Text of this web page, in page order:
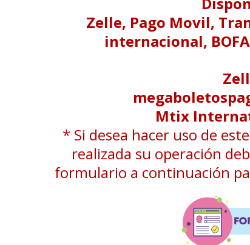
Zelle, Pago Movil,
internacional,
Mtix
* Si desea hacer uso de
realizada su operación
formulario a continuación